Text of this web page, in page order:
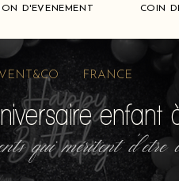
D'EVENEMENT COIN
FRANCE
enfant
qui méritent d'etre